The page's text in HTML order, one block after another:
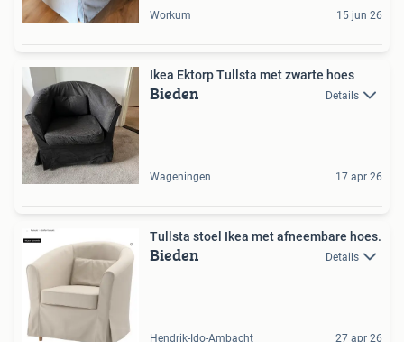
Workum 15 jun 26
Ikea Ektorp Tullsta met zwarte hoes
Bieden Details
Wageningen 17 apr 26
Tullsta stoel Ikea met afneembare hoes.
Bieden Details
Hendrik-Ido-Ambacht 27 apr 26